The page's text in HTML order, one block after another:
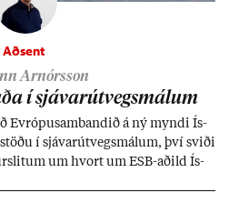
Aðsent
Arnórsson
í sjáv­ar­út­vegs­mál­um
Evr­ópu­sam­band­ið á ný myndi Ís­
í sjáv­ar­út­vegs­mál­um, því sviði
um hvort um ESB-að­ild Ís­